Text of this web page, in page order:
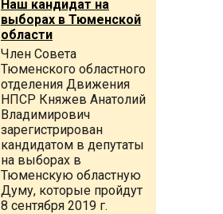
Наш кандидат на
выборах в Тюменской
области
Член Совета
Тюменского областного
отделения Движения
НПСР Княжев Анатолий
Владимирович
зарегистрирован
кандидатом в депутаты
на выборах в
Тюменскую областную
Думу, которые пройдут
8 сентября 2019 г.